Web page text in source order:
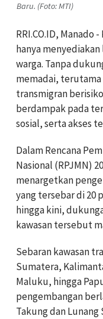
Baru. (Foto: MTI)
RRI.CO.ID, Manado
hanya
warga. Tanpa
memadai,
transmigran
berdampak pada
sosial, serta akses
Dalam Rencana
Nasional (RPJMN)
menargetkan
yang tersebar di 20
hingga kini,
kawasan tersebut
Sebaran kawasan
Sumatera,
Maluku, hingga
pengembangan
Takung dan